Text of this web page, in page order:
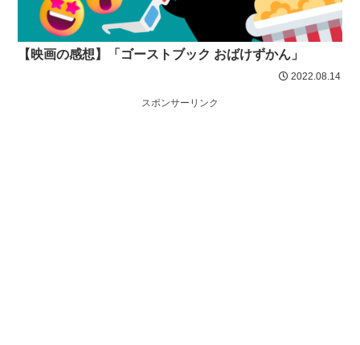
【映画の感想】「ゴーストブック おばけずかん」
2022.08.14
スポンサーリンク